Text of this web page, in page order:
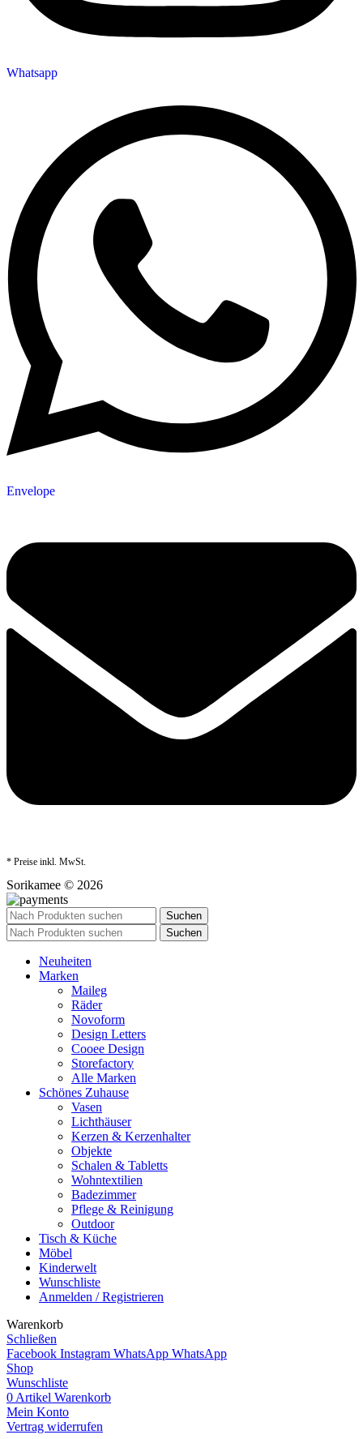
Whatsapp
Envelope
* Preise inkl. MwSt.
Sorikamee © 2026
Suchen
Suchen
Neuheiten
Marken
Maileg
Räder
Novoform
Design Letters
Cooee Design
Storefactory
Alle Marken
Schönes Zuhause
Vasen
Lichthäuser
Kerzen & Kerzenhalter
Objekte
Schalen & Tabletts
Wohntextilien
Badezimmer
Pflege & Reinigung
Outdoor
Tisch & Küche
Möbel
Kinderwelt
Wunschliste
Anmelden / Registrieren
Warenkorb
Schließen
Facebook Instagram WhatsApp WhatsApp
Shop
Wunschliste
0 Artikel Warenkorb
Mein Konto
Vertrag widerrufen